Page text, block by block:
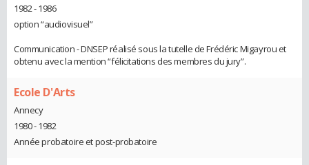
1982 - 1986
option “audiovisuel”
Communication - DNSEP réalisé sous la tutelle de Frédéric Migayrou et
obtenu avec la mention “félicitations des membres du jury”.
Ecole D'Arts
Annecy
1980 - 1982
Année probatoire et post-probatoire